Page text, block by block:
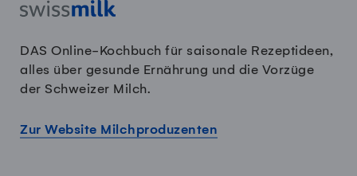
DAS Online-Kochbuch für saisonale Rezeptideen,
alles über gesunde Ernährung und die Vorzüge
der Schweizer Milch.
Zur Website Milchproduzenten